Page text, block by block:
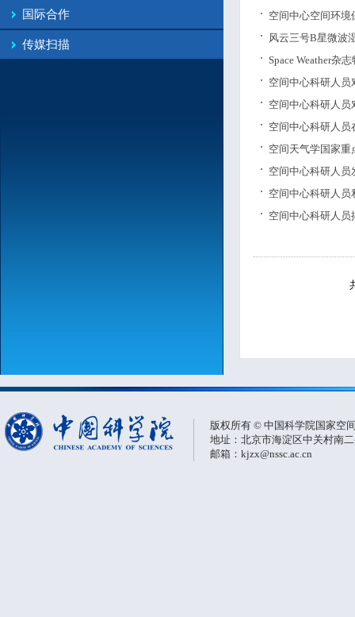
国际合作
传媒扫描
空间中心空间环境
风云三号B星微波
Space Weather杂
空间中心科研人
空间中心科研人
空间中心科研人
空间天气学国家
空间中心科研人
空间中心科研人
空间中心科研人
版权所有 © 中国科学院国家空
地址：北京市海淀区中关村南
邮箱：kjzx@nssc.ac.cn